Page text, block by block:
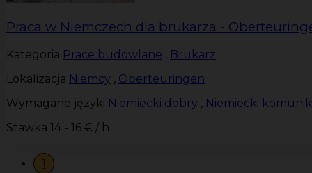
Praca w Niemczech dla brukarza -
Kategoria Prace budowlane , Brukarz
Lokalizacja Niemcy , Oberteuringen
Wymagane języki Niemiecki dobry , Niemiecki
Stawka 14 - 16 € / h
1